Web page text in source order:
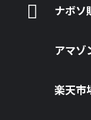
 ナボソ
アマゾ
楽天市